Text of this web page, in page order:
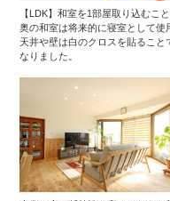
【LDK】和室を1部屋取り込むこ
奥の和室は将来的に寝室として使
天井や壁は白のクロスを貼ること
なりました。